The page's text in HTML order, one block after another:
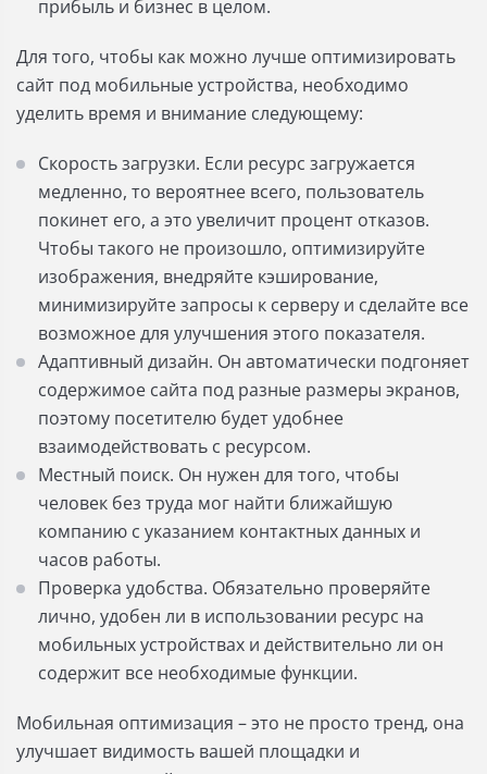
прибыль и бизнес в целом.
Для того, чтобы как можно лучше оптимизировать
сайт под мобильные устройства, необходимо
уделить время и внимание следующему:
Скорость загрузки. Если ресурс загружается
медленно, то вероятнее всего, пользователь
покинет его, а это увеличит процент отказов.
Чтобы такого не произошло, оптимизируйте
изображения, внедряйте кэширование,
минимизируйте запросы к серверу и сделайте все
возможное для улучшения этого показателя.
Адаптивный дизайн. Он автоматически подгоняет
содержимое сайта под разные размеры экранов,
поэтому посетителю будет удобнее
взаимодействовать с ресурсом.
Местный поиск. Он нужен для того, чтобы
человек без труда мог найти ближайшую
компанию с указанием контактных данных и
часов работы.
Проверка удобства. Обязательно проверяйте
лично, удобен ли в использовании ресурс на
мобильных устройствах и действительно ли он
содержит все необходимые функции.
Мобильная оптимизация – это не просто тренд, она
улучшает видимость вашей площадки и